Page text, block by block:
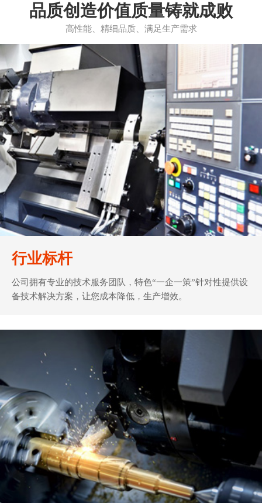
品质创造价值质量铸就成败
高性能、精细品质、满足生产需求
行业标杆
公司拥有专业的技术服务团队，特色“一企一策”针对性提供设
备技术解决方案，让您成本降低，生产增效。